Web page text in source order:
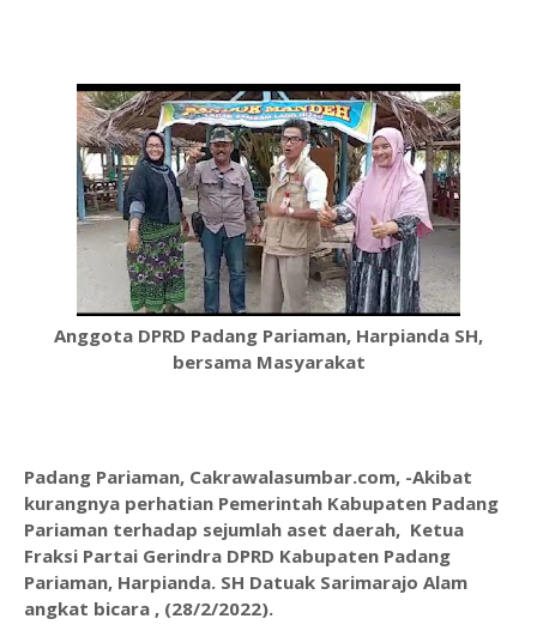
Anggota DPRD Padang Pariaman, Harpianda SH,
bersama Masyarakat
Padang Pariaman, Cakrawalasumbar.com, -Akibat
kurangnya perhatian Pemerintah Kabupaten Padang
Pariaman terhadap sejumlah aset daerah, Ketua
Fraksi Partai Gerindra DPRD Kabupaten Padang
Pariaman, Harpianda. SH Datuak Sarimarajo Alam
angkat bicara , (28/2/2022).